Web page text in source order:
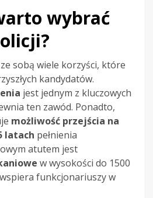
wybrać
sobą wiele korzyści, które
kandydatów.
jest jednym z kluczowych
ten zawód. Ponadto,
możliwość przejścia na
latach pełnienia
atutem jest
w wysokości do 1500
funkcjonariuszy w